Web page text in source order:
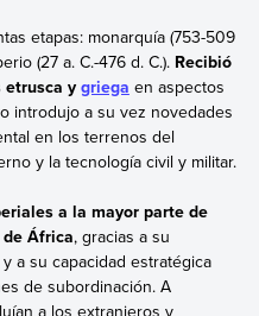
etapas: monarquía (753-509
(27 a. C.-476 d. C.). Recibió
y griega en aspectos
introdujo a su vez novedades
en los terrenos del
y la tecnología civil y militar.
a la mayor parte de
África, gracias a su
a su capacidad estratégica
de subordinación. A